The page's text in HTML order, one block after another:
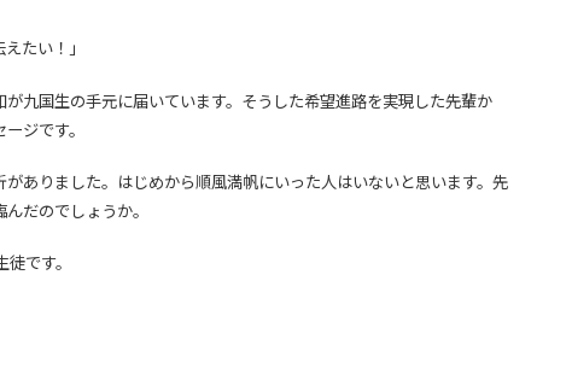
たい！」
九国生の手元に届いています。そうした希望進路を実現した先輩か
ジです。
ありました。はじめから順風満帆にいった人はいないと思います。先
だのでしょうか。
です。